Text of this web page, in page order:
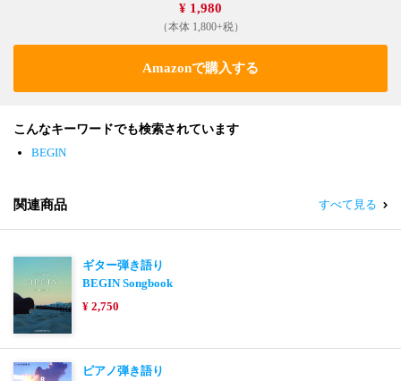
¥ 1,980
（本体 1,800+税）
Amazonで購入する
こんなキーワードでも検索されています
BEGIN
関連商品 すべて見る
ギター弾き語り
BEGIN Songbook
¥ 2,750
ピアノ弾き語り